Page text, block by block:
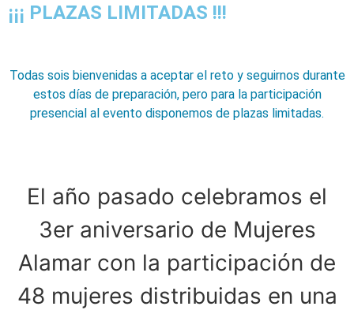
¡¡¡ PLAZAS LIMITADAS !!!
Todas sois bienvenidas a aceptar el reto y seguirnos durante
estos días de preparación, pero para la participación
presencial al evento disponemos de plazas limitadas.
El año pasado celebramos el
3er aniversario de Mujeres
Alamar con la participación de
48 mujeres distribuidas en una